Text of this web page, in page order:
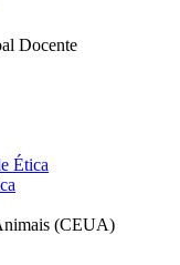
Docente
Ética
(CEUA)